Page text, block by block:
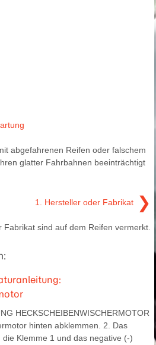
abgefahrenen Reifen oder falschem
glatter Fahrbahnen beeinträchtigt
1. Hersteller oder Fabrikat ❯
Fabrikat sind auf dem Reifen vermerkt.
HECKSCHEIBENWISCHERMOTOR
hinten abklemmen. 2. Das
Klemme 1 und das negative (-)